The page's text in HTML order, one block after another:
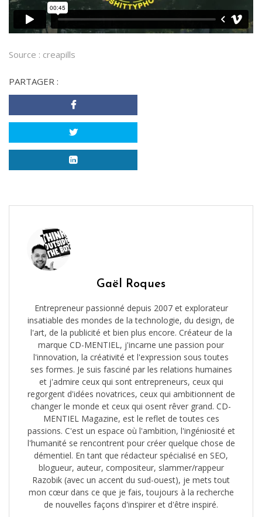
Source : creapills
PARTAGER :
Gaël Roques
Entrepreneur passionné depuis 2007 et explorateur
insatiable des mondes de la technologie, du design, de
l'art, de la publicité et bien plus encore. Créateur de la
marque CD-MENTIEL, j'incarne une passion pour
l'innovation, la créativité et l'expression sous toutes
ses formes. Je suis fasciné par les relations humaines
et j'admire ceux qui sont entrepreneurs, ceux qui
regorgent d'idées novatrices, ceux qui ambitionnent de
changer le monde et ceux qui osent rêver grand. CD-
MENTIEL Magazine, est le reflet de toutes ces
passions. C'est un espace où l'ambition, l'ingéniosité et
l'humanité se rencontrent pour créer quelque chose de
démentiel. En tant que rédacteur spécialisé en SEO,
blogueur, auteur, compositeur, slammer/rappeur
Razobik (avec un accent du sud-ouest), je mets tout
mon cœur dans ce que je fais, toujours à la recherche
de nouvelles façons d'inspirer et d'être inspiré.